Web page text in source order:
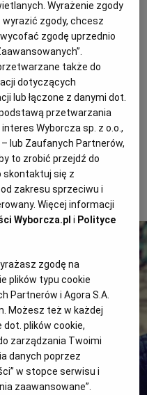
DODATKI
I VOD
DO CZYTANIA
O JĘZYKU
Wyrażenie zgody
zgody, chcesz
zgodę uprzednio
także do
dotyczących
lub łączone z danymi dot.
przetwarzania
Wyborcza sp. z o.o.,
– lub Zaufanych Partnerów,
to zrobić przejdź do
skontaktuj się z
zakresu sprzeciwu i
Więcej informacji
Wyborcza.pl i Polityce
zgodę na
plików typu cookie
Partnerów i Agora S.A.
Możesz też w każdej
plików cookie,
zarządzania Twoimi
danych poprzez
w stopce serwisu i
zaawansowane”.